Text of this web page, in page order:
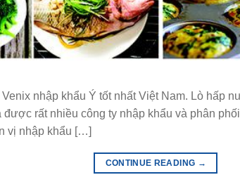
nhập khẩu Ý tốt nhất Việt Nam. Lò hấp
rất nhiều công ty nhập khẩu và phân
vị nhập khẩu […]
CONTINUE READING →